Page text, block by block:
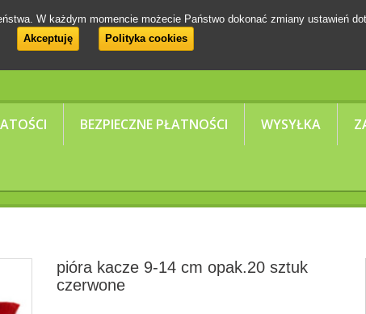
BEZPIECZNE PŁATNOŚCI WYSYŁKA
W każdym momencie możecie Państwo dokonać zmiany ustawień
Akceptuję Polityka cookies
pióra kacze 9-14 cm opak.20 sztuk
czerwone